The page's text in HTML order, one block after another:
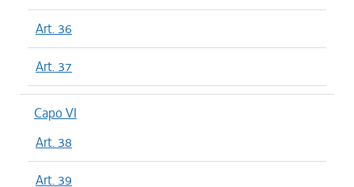
Art. 36
Art. 37
Capo VI
Art. 38
Art. 39